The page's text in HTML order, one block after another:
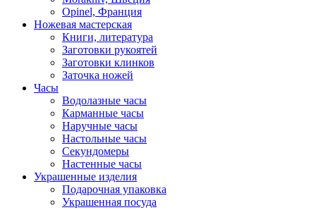
Opinel, Франция
Ножевая мастерская
Книги, литература
Заготовки рукоятей
Заготовки клинков
Заточка ножей
Часы
Водолазные часы
Карманные часы
Наручные часы
Настольные часы
Секундомеры
Настенные часы
Украшенные изделия
Подарочная упаковка
Украшенная посуда